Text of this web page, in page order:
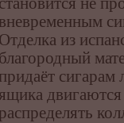
вневременным
Отделка из
благородный
придаёт
ящика двигаются
распределять